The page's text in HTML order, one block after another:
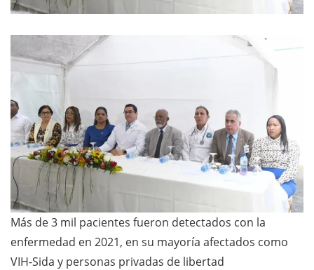
Más de 3 mil pacientes fueron detectados con la
enfermedad en 2021, en su mayoría afectados como
VIH-Sida y personas privadas de libertad